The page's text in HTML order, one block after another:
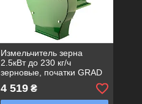
Измельчитель зерна
2.5кВт до 230 кг/ч
зерновые, початки GRAD
(5381525)
4 519₴